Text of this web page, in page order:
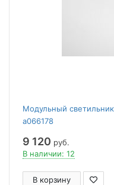
Модульный
a066178
9 120 руб.
В наличии: 12
В корзину